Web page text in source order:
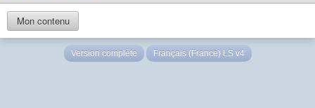
Mon contenu
Version complète Français (France) LS v4